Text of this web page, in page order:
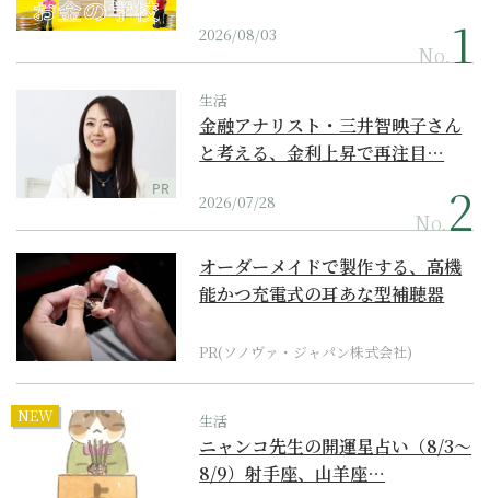
2026/08/03
No.
PR
生活
金融アナリスト・三井智映子さん
と考える、金利上昇で再注目…
2026/07/28
No.
オーダーメイドで製作する、高機
能かつ充電式の耳あな型補聴器
PR(ソノヴァ・ジャパン株式会社)
NEW 生活
ニャンコ先生の開運星占い（8/3～
8/9）射手座、山羊座…